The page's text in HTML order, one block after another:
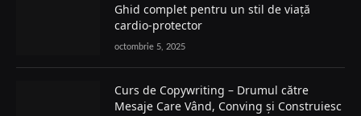
Ghid complet pentru un stil de viață
cardio-protector
octombrie 5, 2025
Curs de Copywriting – Drumul către
Mesaje Care Vând, Conving și Construiesc